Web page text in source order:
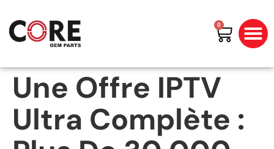
0
Une Offre IPTV
Ultra Complète :